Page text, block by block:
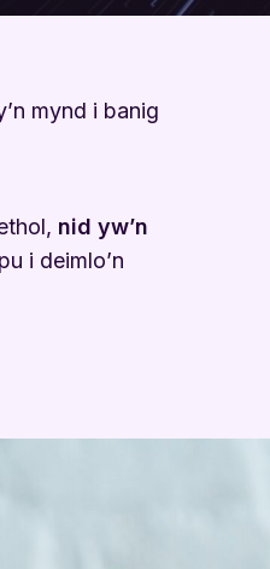
mynd i banig
nid yw’n
i deimlo’n